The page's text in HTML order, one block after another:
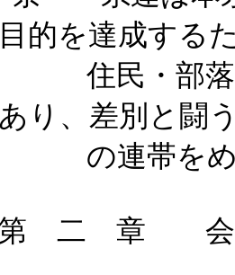
的を達成する
部落出身
り、差別と闘
帯をめ
二 章